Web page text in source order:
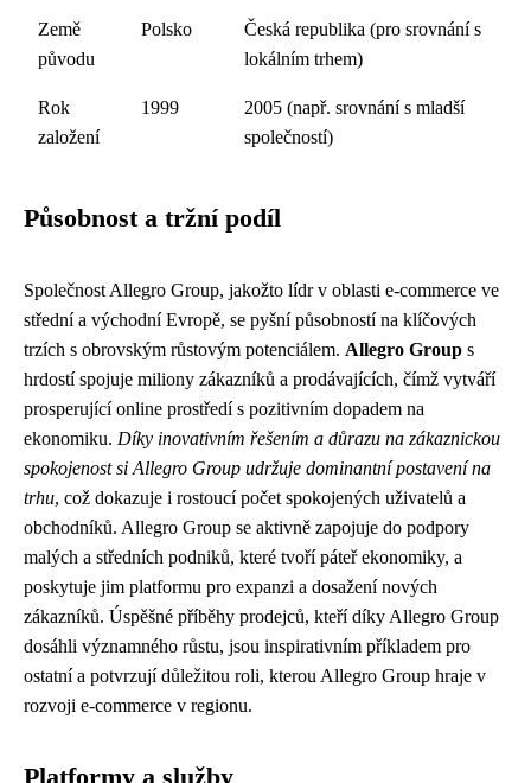
Země
původu
Polsko
Česká republika (pro srovnání s
lokálním trhem)
Rok
založení
1999
2005 (např. srovnání s mladší
společností)
Působnost a tržní podíl
Společnost Allegro Group, jakožto lídr v oblasti e-commerce ve
střední a východní Evropě, se pyšní působností na klíčových
trzích s obrovským růstovým potenciálem. Allegro Group s
hrdostí spojuje miliony zákazníků a prodávajících, čímž vytváří
prosperující online prostředí s pozitivním dopadem na
ekonomiku. Díky inovativním řešením a důrazu na zákaznickou
spokojenost si Allegro Group udržuje dominantní postavení na
trhu, což dokazuje i rostoucí počet spokojených uživatelů a
obchodníků. Allegro Group se aktivně zapojuje do podpory
malých a středních podniků, které tvoří páteř ekonomiky, a
poskytuje jim platformu pro expanzi a dosažení nových
zákazníků. Úspěšné příběhy prodejců, kteří díky Allegro Group
dosáhli významného růstu, jsou inspirativním příkladem pro
ostatní a potvrzují důležitou roli, kterou Allegro Group hraje v
rozvoji e-commerce v regionu.
Platformy a služby